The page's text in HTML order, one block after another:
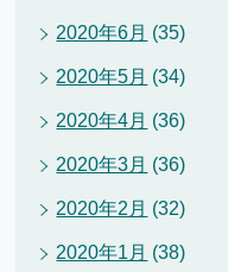
2020年6月 (35)
2020年5月 (34)
2020年4月 (36)
2020年3月 (36)
2020年2月 (32)
2020年1月 (38)